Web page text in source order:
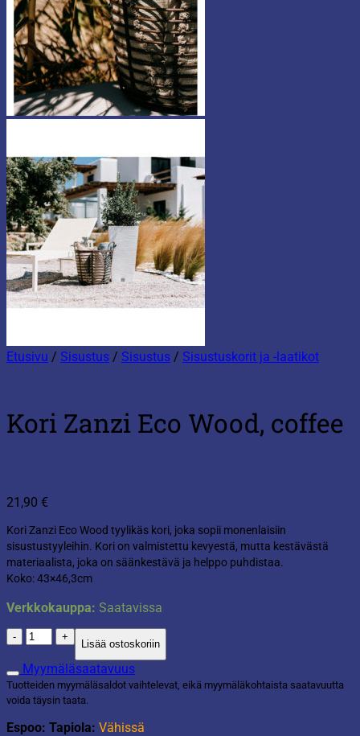
Etusivu / Sisustus / Sisustus / Sisustuskorit ja -laatikot
Kori Zanzi Eco Wood, coffee
21,90 €
Kori Zanzi Eco Wood tyylikäs kori, joka sopii monenlaisiin
sisustustyyleihin. Kori on valmistettu kevyestä, mutta kestävästä
materiaalista, joka on säänkestävä ja helppo puhdistaa.
Koko: 43×46,3cm
Verkkokauppa: Saatavissa
Kori
Zanzi
Eco
Wood,
coffee
määrä
Lisää ostoskoriin
Myymäläsaatavuus
Tuotteiden myymäläsaldot vaihtelevat, eikä myymäläkohtaista saatavuutta
voida täysin taata.
Espoo: Tapiola: Vähissä